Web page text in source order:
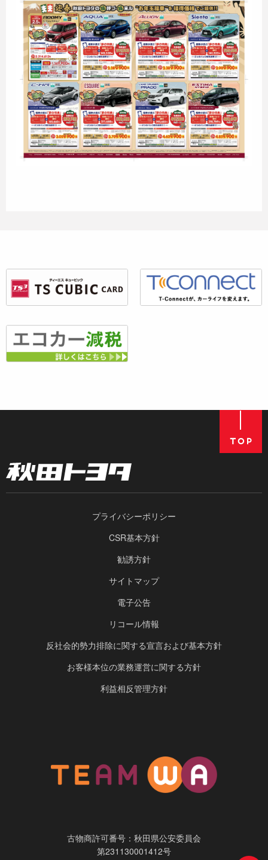
プライバシーポリシー
CSR基本方針
勧誘方針
サイトマップ
電子公告
リコール情報
反社会的勢力排除に関する宣言および基本方針
お客様本位の業務運営に関する方針
利益相反管理方針
古物商許可番号：秋田県公安委員会
第231130001412号